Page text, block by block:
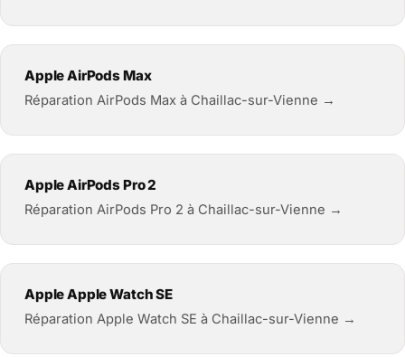
Apple AirPods Max
Réparation AirPods Max à Chaillac-sur-Vienne →
Apple AirPods Pro 2
Réparation AirPods Pro 2 à Chaillac-sur-Vienne →
Apple Apple Watch SE
Réparation Apple Watch SE à Chaillac-sur-Vienne →